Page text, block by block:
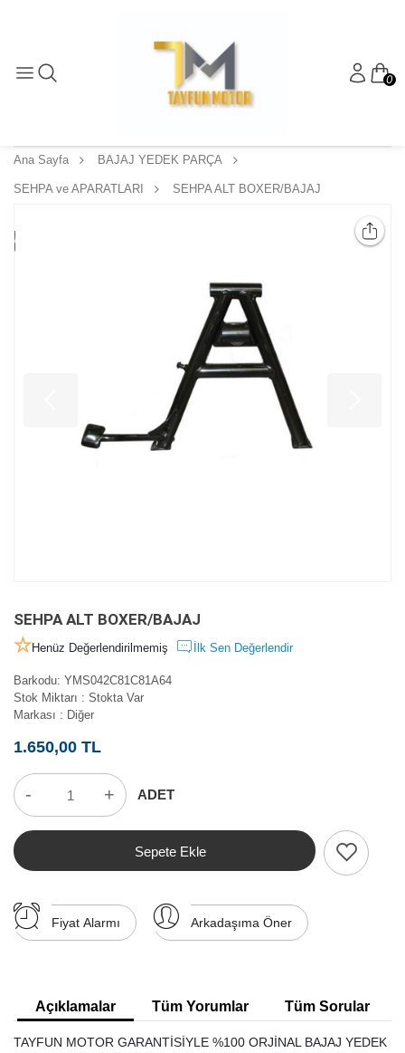
0
Ana Sayfa BAJAJ YEDEK PARÇA
SEHPA ve APARATLARI SEHPA ALT BOXER/BAJAJ
SEHPA ALT BOXER/BAJAJ
Henüz Değerlendirilmemiş İlk Sen Değerlendir
Barkodu: YMS042C81C81A64
Stok Miktarı : Stokta Var
Markası : Diğer
1.650,00 TL
- + ADET
Sepete Ekle
Fiyat Alarmı Arkadaşıma Öner
Açıklamalar Tüm Yorumlar Tüm Sorular
TAYFUN MOTOR GARANTİSİYLE %100 ORJİNAL BAJAJ YEDEK